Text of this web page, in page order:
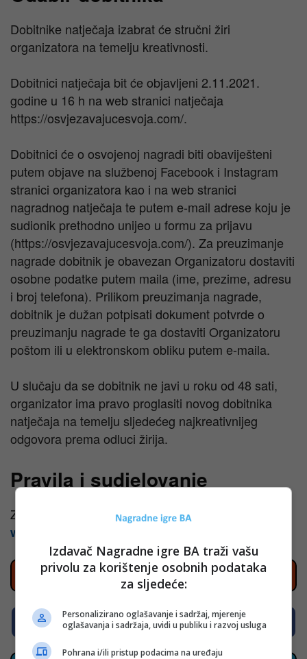
Dobitnike natječaja izabrat će stručni žiri
organizatora na temelju kreativnosti.
Dobitnici natječaja bit će objavljeni 2.11.2021.
godine u 16 h na web stranici natječaja
https://osvjezavajucesvoja.com/.
Dobitnici će o osvojenoj nagradi biti obaviješteni
putem objave na službenoj Facebook i Instagram
stranici organizatora kao i na web stranici
nagradnog natječaja te putem e-mail adrese koju je
sudionik prethodno unijeo u formu za prijavu
(https://osvjezavajucesvoja.com/). Za preuzimanje
nagrade dobitnik je obavezan Organizatoru dostaviti
osobne podatke putem maila (ime, prezime, adresu
i broj telefona). Prilikom preuzimanja nagrade,
dobitnik je dužan potpisati dokument potvrde o
preuzimanju nagrade te ga dostaviti Organizatoru
poštom ili u elektronskom obliku putem e-maila.
U slučaju da se dobitnik ne javi u roku od 48 sati,
organizator ima pravo proglasiti novog dobitnika
natječaja na temelju sljedećeg najkreativnijeg
odgovora prema odluci žirija.
Pravila i sudjelovanje
Za detaljna pravila i sudjelovanje posjetite
www.osvjezavajucesvoja.com
Prati nove nagradne igre na Instagramu
Prati nove nagradne igre na Facebooku
Izdavač Nagradne igre BA traži vašu
privolu za korištenje osobnih podataka
za sljedeće:
Personalizirano oglašavanje i sadržaj, mjerenje
oglašavanja i sadržaja, uvidi u publiku i razvoj usluga
Pohrana i/ili pristup podacima na uređaju